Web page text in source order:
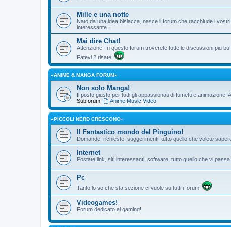
Mille e una notte
Nato da una idea bislacca, nasce il forum che racchiude i
interessante...
Mai dire Chat!
Attenzione! In questo forum troverete tutte le discussioni piu
Fatevi 2 risate!
«ANIME & MANGA FORUM»
Non solo Manga!
Il posto giusto per tutti gli appassionati di fumetti e animazione!
Subforum:
Anime Music Video
«PICCOLI NERD CRESCONO»
Il Fantastico mondo del Pinguino!
Domande, richieste, suggerimenti, tutto quello che volete
Internet
Postate link, siti interessanti, software, tutto quello che vi
Pc
Tanto lo so che sta sezione ci vuole su tutti i forum!
Videogames!
Forum dedicato al gaming!